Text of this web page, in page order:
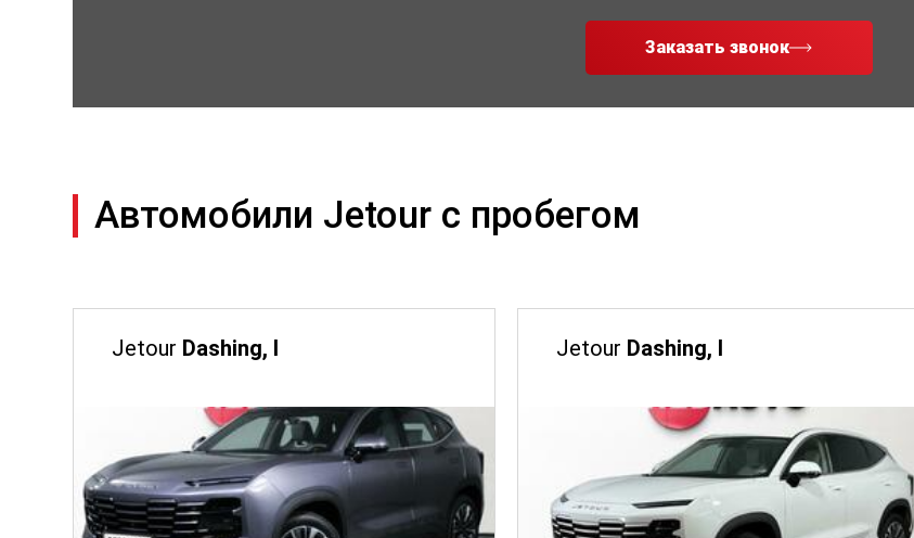
Заказать звонок
Автомобили Jetour с пробегом
Jetour Dashing, I Jetour Dashing, I